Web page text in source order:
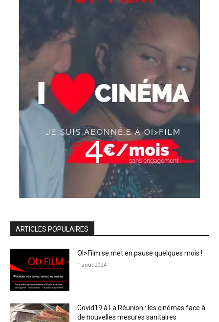
ARTICLES POPULAIRES
OI>Film se met en pause quelques mois !
1 août 2024
Covid19 à La Réunion : les cinémas face à
de nouvelles mesures sanitaires